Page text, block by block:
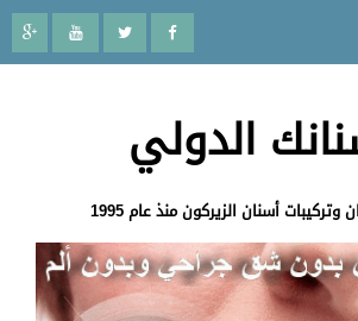
الدولي
أسنان الزيركون منذ عام 1995